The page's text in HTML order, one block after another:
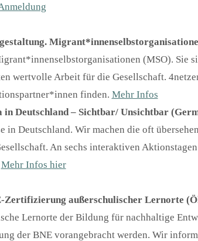
(MSO). Sie
wertvolle Arbeit für die Gesellschaft.
finden. Mehr Infos
Deutschland – Sichtbar/ Unsichtbar
in Deutschland. Wir machen die oft
An sechs interaktiven
Mehr Infos hier
Zertifizierung außerschulischer Lernorte
Lernorte der Bildung für nachhaltige
der BNE vorangebracht werden. Wir